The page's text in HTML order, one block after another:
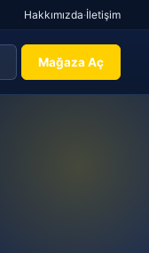
Hakkımızda·İletişim
Mağaza Aç